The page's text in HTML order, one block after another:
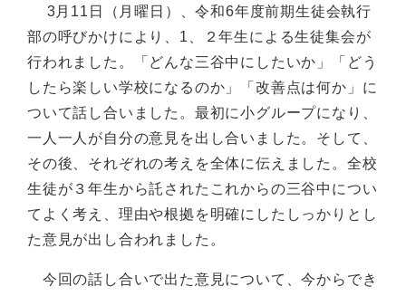
3月11日（月曜日）、令和6年度前期生徒会執行
部の呼びかけにより、1、２年生による生徒集会が
行われました。「どんな三谷中にしたいか」「どう
したら楽しい学校になるのか」「改善点は何か」に
ついて話し合いました。最初に小グループになり、
一人一人が自分の意見を出し合いました。そして、
その後、それぞれの考えを全体に伝えました。全校
生徒が３年生から託されたこれからの三谷中につい
てよく考え、理由や根拠を明確にしたしっかりとし
た意見が出し合われました。
今回の話し合いで出た意見について、今からでき